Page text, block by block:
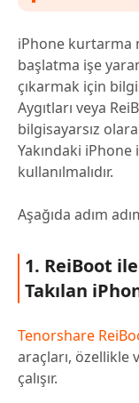
iPhone kurtarma
başlatma işe
çıkarmak için
Aygıtları veya
bilgisayarsız
Yakındaki
kullanılmalıdır.
Aşağıda adım
1. ReiBoot
Takılan
Tenorshare
araçları, özellikle
çalışır.